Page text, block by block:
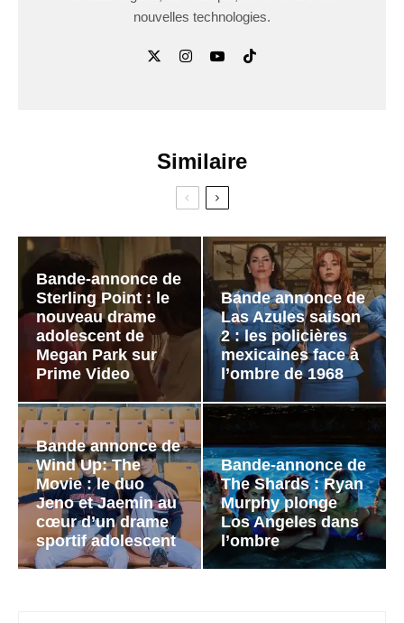
nouvelles technologies.
Similaire
Bande-annonce de
Sterling Point : le
nouveau drame
adolescent de
Megan Park sur
Prime Video
Bande annonce de
Las Azules saison
2 : les policières
mexicaines face à
l’ombre de 1968
Bande annonce de
Wind Up: The
Movie : le duo
Jeno et Jaemin au
cœur d’un drame
sportif adolescent
Bande-annonce de
The Shards : Ryan
Murphy plonge
Los Angeles dans
l’ombre